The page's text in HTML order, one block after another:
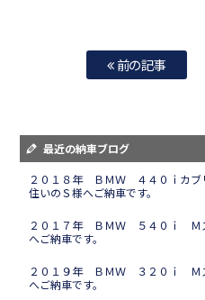
前の記事
最近の納車ブログ
２０１８年 ＢＭＷ ４４０ｉカ
住いのＳ様へご納車です。
２０１７年 ＢＭＷ ５４０ｉ Ｍ
へご納車です。
２０１９年 ＢＭＷ ３２０ｉ Ｍ
へご納車です。